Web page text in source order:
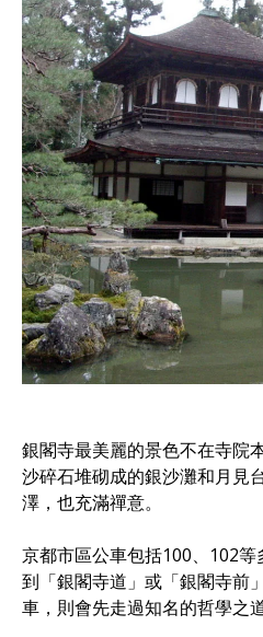
銀閣寺最美麗的景色不在寺院
沙碎石堆砌成的銀沙灘和月見
澤，也充滿禪意。
京都市區公車包括100、102
到「銀閣寺道」或「銀閣寺前
車，則會先走過知名的哲學之